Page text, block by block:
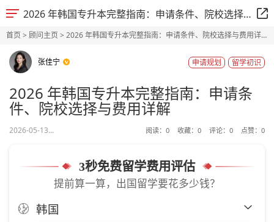
2026 年韩国专升本完整指南：申请条件、院校选择与费用详解
首页> 顾问主页> 2026 年韩国专升本完整指南：申请条件、院校选择与费用详
解
张佳宁
留学初识
申请规划
2026 年韩国专升本完整指南：申请条
件、院校选择与费用详解
2026-05-13... 阅读： 0 收藏： 0 评论： 0 点赞： 0
3秒免费留学费用评估
提前算一算，出国留学要花多少钱？